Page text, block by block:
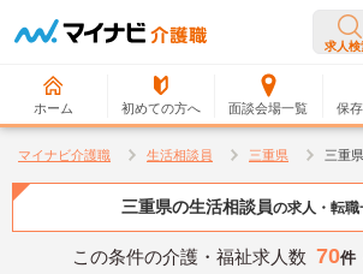
求人検
ホーム 初めての方へ 面談会場一覧 保
マイナビ介護職 生活相談員 三重県 三重
三重県の生活相談員の求人・転職
この条件の介護・福祉求人数 70件